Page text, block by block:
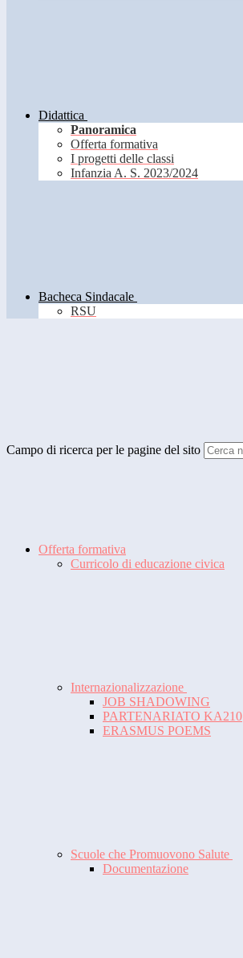
Didattica
Panoramica
Offerta formativa
I progetti delle classi
Infanzia A. S. 2023/2024
Bacheca Sindacale
RSU
Campo di ricerca per le pagine del sito
Offerta formativa
Curricolo di educazione civica
Internazionalizzazione
JOB SHADOWING
PARTENARIATO KA210
ERASMUS POEMS
Scuole che Promuovono Salute
Documentazione